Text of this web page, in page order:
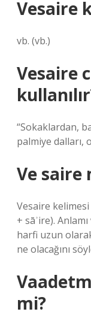
Vesaire
vb. (vb.)
Vesaire
“Sokaklardan,
palmiye dalları,
Ve saire
Vesaire
+ sāʾire).
harfi uzun
ne olacağını
mi?